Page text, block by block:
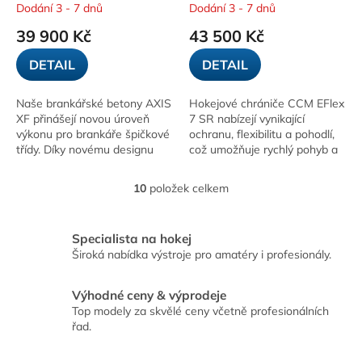
Dodání 3 - 7 dnů
39 900 Kč
DETAIL
Naše brankářské betony AXIS
XF přinášejí novou úroveň
výkonu pro brankáře špičkové
třídy. Díky novému designu
Dodání 3 - 7 dnů
43 500 Kč
DETAIL
Hokejové chrániče CCM EFlex
7 SR nabízejí vynikající
ochranu, flexibilitu a pohodlí,
což umožňuje rychlý pohyb a
O
á
d
c
í
p
10 položek celkem
Specialista na hokej
Široká nabídka výstroje pro amatéry i profesionály.
Výhodné ceny & výprodeje
Top modely za skvělé ceny včetně profesionálních
řad.